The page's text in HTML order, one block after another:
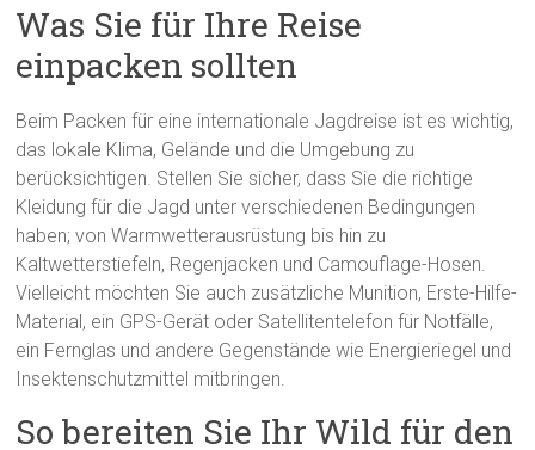
Was Sie für Ihre Reise
einpacken sollten
Beim Packen für eine internationale Jagdreise ist es wichtig,
das lokale Klima, Gelände und die Umgebung zu
berücksichtigen. Stellen Sie sicher, dass Sie die richtige
Kleidung für die Jagd unter verschiedenen Bedingungen
haben; von Warmwetterausrüstung bis hin zu
Kaltwetterstiefeln, Regenjacken und Camouflage-Hosen.
Vielleicht möchten Sie auch zusätzliche Munition, Erste-Hilfe-
Material, ein GPS-Gerät oder Satellitentelefon für Notfälle,
ein Fernglas und andere Gegenstände wie Energieriegel und
Insektenschutzmittel mitbringen.
So bereiten Sie Ihr Wild für den